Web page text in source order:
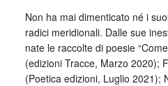
Non ha mai dimenticato né i
radici meridionali. Dalle sue
nate le raccolte di poesie
(edizioni Tracce, Marzo 2020);
(Poetica edizioni, Luglio 2021);